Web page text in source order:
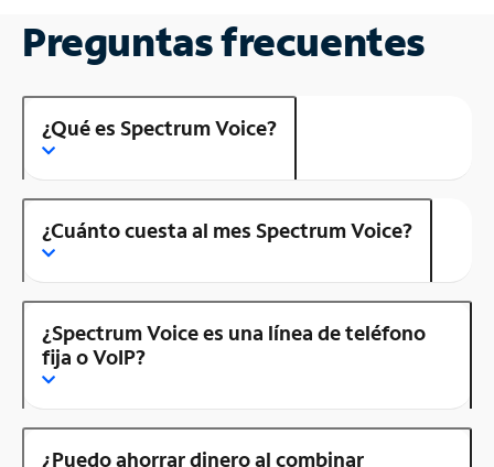
Preguntas frecuentes
¿Qué es Spectrum Voice?
¿Cuánto cuesta al mes Spectrum Voice?
¿Spectrum Voice es una línea de teléfono
fija o VoIP?
¿Puedo ahorrar dinero al combinar